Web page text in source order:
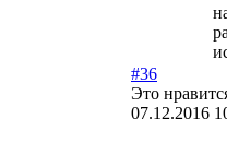
#36
Это
07.12.2016